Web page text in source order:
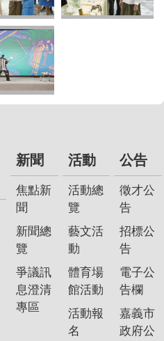
新聞
焦點新
聞
新聞總
覽
爭議訊
息澄清
專區
活動
活動總
覽
藝文活
動
體育場
館活動
活動報
名
公告
徵才公
告
招標公
告
電子公
告欄
嘉義市
政府公